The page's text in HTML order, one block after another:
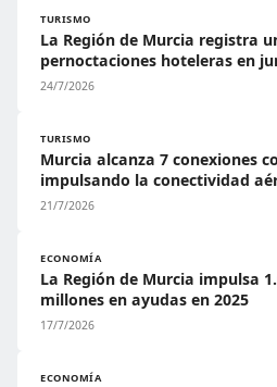
TURISMO
La Región de Murcia registra
pernoctaciones hoteleras en
24/7/2026
TURISMO
Murcia alcanza 7 conexiones
impulsando la conectividad
21/7/2026
ECONOMÍA
La Región de Murcia impulsa
millones en ayudas en 2025
17/7/2026
ECONOMÍA